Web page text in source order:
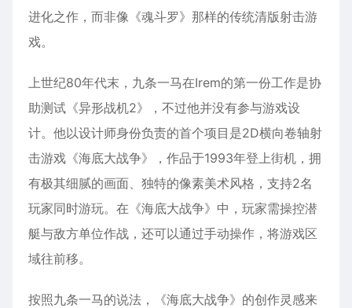
进化之作，而非像《魂斗罗》那样的传统清版射击游
戏。
上世纪80年代末，九条一马在Irem的第一份工作是协
助测试《异形战机2》，不过他并没有参与游戏设
计。他以设计师身份负责的首个项目是2D横向卷轴射
击游戏《海底大战争》，作品于1993年登上街机，拥
有极其细腻的画面、独特的像素美术风格，支持2名
玩家同时游玩。在《海底大战争》中，玩家需操控潜
艇与敌方单位作战，还可以通过手动操作，将游戏区
域往前移。
按照九条一马的说法，《海底大战争》的创作灵感来